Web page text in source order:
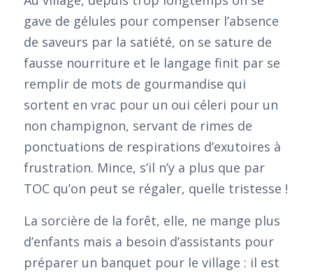
gave de gélules pour compenser l’absence
de saveurs par la satiété, on se sature de
fausse nourriture et le langage finit par se
remplir de mots de gourmandise qui
sortent en vrac pour un oui céleri pour un
non champignon, servant de rimes de
ponctuations de respirations d’exutoires à
frustration. Mince, s’il n’y a plus que par
TOC qu’on peut se régaler, quelle tristesse !
La sorcière de la forêt, elle, ne mange plus
d’enfants mais a besoin d’assistants pour
préparer un banquet pour le village : il est